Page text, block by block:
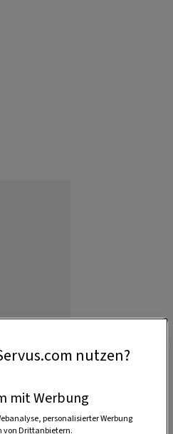
nutzen?
mit Werbung
personalisierter Werbung
von Drittanbietern.